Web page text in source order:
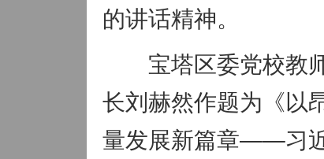
的讲话精神。
宝塔区委党校教
长刘赫然作题为《以
量发展新篇章——习